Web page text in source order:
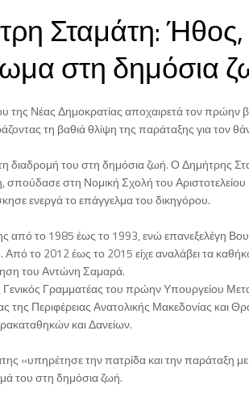
Σταμάτη: Ήθος,
στη δημόσια
της Νέας Δημοκρατίας αποχαιρετά τον πρώην
τη βαθιά θλίψη της παράταξης για τον
διαδρομή του στη δημόσια ζωή. Ο Δημήτρης
στη Νομική Σχολή του Αριστοτελείου
ενεργά το επάγγελμα του δικηγόρου.
από το 1985 έως το 1993, ενώ επανεξελέγη
το 2012 έως το 2015 είχε αναλάβει τα
του Αντώνη Σαμαρά.
Γραμματέας του πρώην Υπουργείου
της Περιφέρειας Ανατολικής Μακεδονίας και
και Δανείων.
«υπηρέτησε την πατρίδα και την παράταξη με
του στη δημόσια ζωή.